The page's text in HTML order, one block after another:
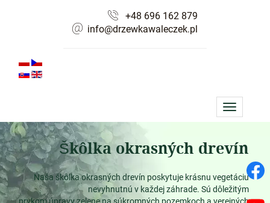
+48 696 162 879
info@drzewkawaleczek.pl
Toggle
navigation
Škôlka okrasných drevín
Naša škôlka okrasných drevín poskytuje krásnu vegetáciu
nevyhnutnú v každej záhrade. Sú dôležitým